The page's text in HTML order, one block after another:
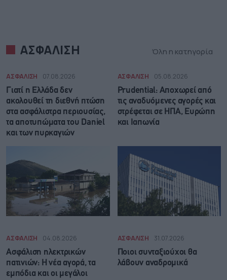
ΑΣΦΑΛΙΣΗ Όλη η κατηγορία
ΑΣΦΑΛΙΣΗ 07.08.2026
Γιατί η Ελλάδα δεν
ακολουθεί τη διεθνή πτώση
στα ασφάλιστρα περιουσίας,
τα αποτυπώματα του Daniel
και των πυρκαγιών
ΑΣΦΑΛΙΣΗ 05.08.2026
Prudential: Aποχωρεί από
τις αναδυόμενες αγορές και
στρέφεται σε ΗΠΑ, Ευρώπη
και Ιαπωνία
ΑΣΦΑΛΙΣΗ 04.08.2026
Ασφάλιση ηλεκτρικών
πατινιών: Η νέα αγορά, τα
εμπόδια και οι μεγάλοι
ΑΣΦΑΛΙΣΗ 31.07.2026
Ποιοι συνταξιούχοι θα
λάβουν αναδρομικά